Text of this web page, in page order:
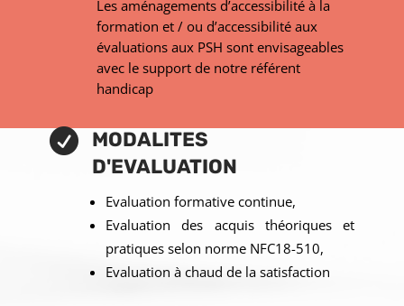
Les aménagements d’accessibilité à la
formation et / ou d’accessibilité aux
évaluations aux PSH sont envisageables
avec le support de notre référent
handicap
 MODALITES
D'EVALUATION
Evaluation formative continue,
Evaluation des acquis théoriques et
pratiques selon norme NFC18-510,
Evaluation à chaud de la satisfaction